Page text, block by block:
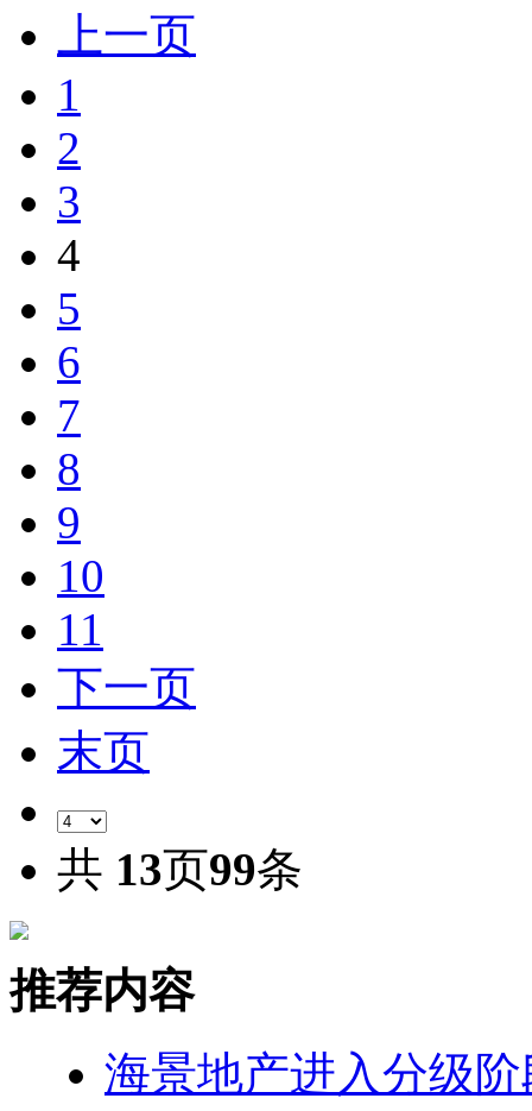
上一页
1
2
3
4
5
6
7
8
9
10
11
下一页
末页
共 13页99条
推荐内容
海景地产进入分级阶